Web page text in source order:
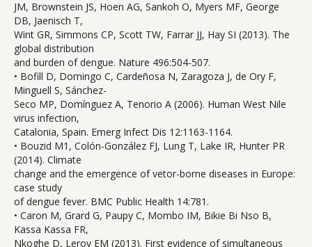
JM, Brownstein JS, Hoen AG, Sankoh O, Myers MF, George
DB, Jaenisch T,
Wint GR, Simmons CP, Scott TW, Farrar JJ, Hay SI (2013). The
global distribution
and burden of dengue. Nature 496:504-507.
• Bofill D, Domingo C, Cardeñosa N, Zaragoza J, de Ory F,
Minguell S, Sánchez-
Seco MP, Domínguez A, Tenorio A (2006). Human West Nile
virus infection,
Catalonia, Spain. Emerg Infect Dis 12:1163-1164.
• Bouzid M1, Colón-González FJ, Lung T, Lake IR, Hunter PR
(2014). Climate
change and the emergence of vetor-borne diseases in Europe:
case study
of dengue fever. BMC Public Health 14:781.
• Caron M, Grard G, Paupy C, Mombo IM, Bikie Bi Nso B,
Kassa Kassa FR,
Nkoghe D, Leroy EM (2013). First evidence of simultaneous